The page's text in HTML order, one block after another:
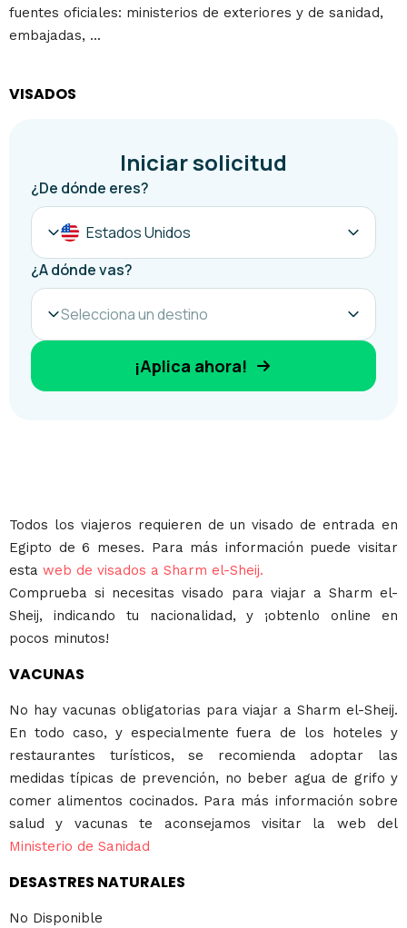
fuentes oficiales: ministerios de exteriores y de sanidad,
embajadas, ...
VISADOS
Todos los viajeros requieren de un visado de entrada en
Egipto de 6 meses. Para más información puede visitar
esta web de visados a Sharm el-Sheij.
Comprueba si necesitas visado para viajar a Sharm el-
Sheij, indicando tu nacionalidad, y ¡obtenlo online en
pocos minutos!
VACUNAS
No hay vacunas obligatorias para viajar a Sharm el-Sheij.
En todo caso, y especialmente fuera de los hoteles y
restaurantes turísticos, se recomienda adoptar las
medidas típicas de prevención, no beber agua de grifo y
comer alimentos cocinados. Para más información sobre
salud y vacunas te aconsejamos visitar la web del
Ministerio de Sanidad
DESASTRES NATURALES
No Disponible